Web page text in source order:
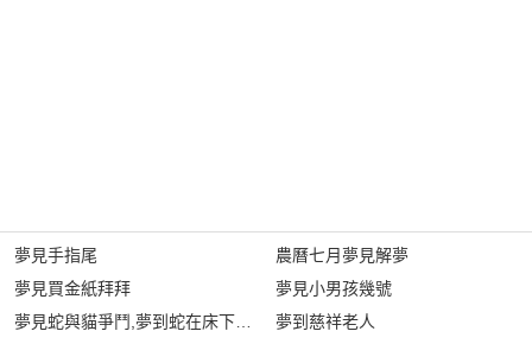
夢見手指尾
夢見買金紙拜拜
夢見蛇與貓爭鬥,夢到蛇在床下是什麼意思?
農曆七月夢見解夢
夢見小男孩幾號
夢到慈祥老人